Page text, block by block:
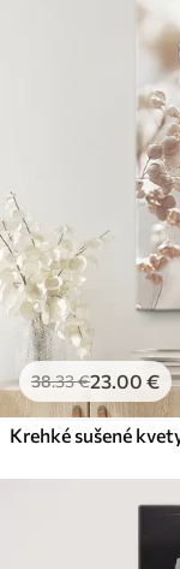
38.33€23.00 €
Krehké sušené